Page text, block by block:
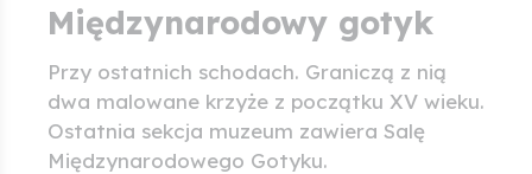
Międzynarodowy gotyk
Przy ostatnich schodach. Graniczą z nią
dwa malowane krzyże z początku XV wieku.
Ostatnia sekcja muzeum zawiera Salę
Międzynarodowego Gotyku.